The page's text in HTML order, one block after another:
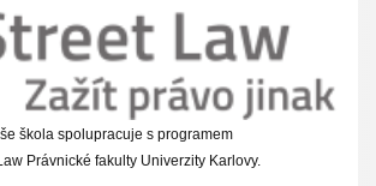
škola spolupracuje s programem
Právnické fakulty Univerzity Karlovy.